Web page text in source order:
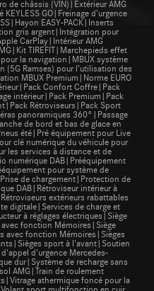
de châssis (VIN)|Extérieur AMG
GO|Freinage d’urgence
EASY-PACK|Inserts
gris argent|Intégration pour
CarPlay|Intérieur AMG
TIREFIT|Marchepieds effet
la navigation|MBUX système
Ramses) pour l’utilisation des
MBUX Premium|Norme EURO
Confort Coffre|Pack
intérieur|Pack Premium|Pack
Rétroviseurs|Pack Sport
panoramiques 360°|Passage
de bord et bas de glace en
été|Pré équipement pour Live
clé numérique du véhicule pour
les services à distance et de
numérique DAB|Prééquipement
pour système de
de chargement|Protection de
DAB|Rétroviseur intérieur à
extérieurs rabattables
digitale|Services de charge et
à réglages électriques|Siège
fonction Mémoires|Siège
avec fonction Mémoires|Sièges
sport à l'avant|Soutien
d'urgence Mercedes-
dur|Système de recharge sans
AMG|Train de roulement
athermique foncé pour la